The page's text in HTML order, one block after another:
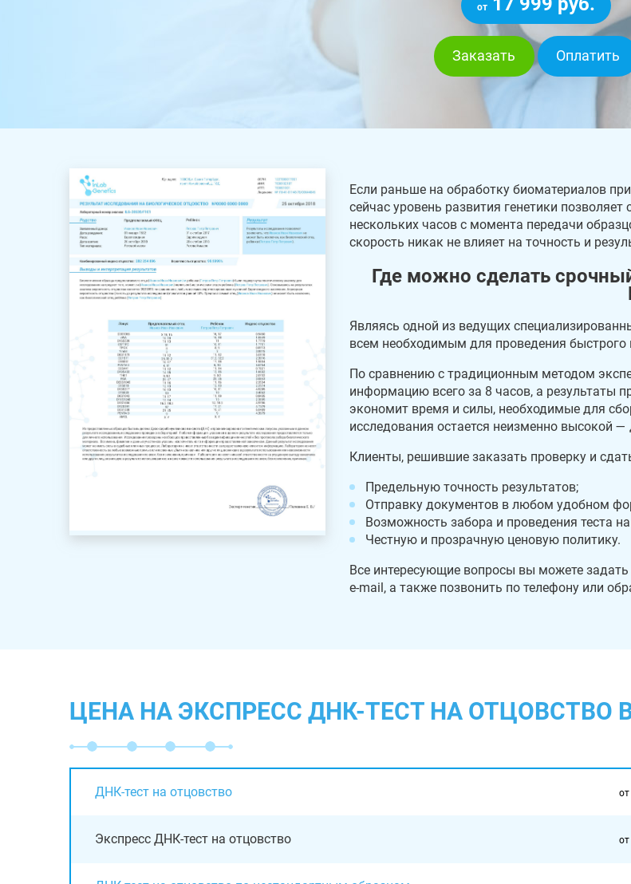
от
Заказать Оплатить
Если раньше на обработку биоматериалов
сейчас уровень развития генетики позволяет
нескольких часов с момента передачи
скорость никак не влияет на точность и
Где можно сделать
Являясь одной из ведущих
всем необходимым для проведения быстрого
По сравнению с традиционным методом
информацию всего за 8 часов, а результаты
экономит время и силы, необходимые для
исследования остается неизменно высокой —
Клиенты, решившие заказать проверку и
Предельную точность результатов;
Отправку документов в любом удобном
Возможность забора и проведения теста
Честную и прозрачную ценовую политику.
Все интересующие вопросы вы можете
e-mail, а также позвонить по телефону или
ЦЕНА НА ЭКСПРЕСС ДНК-ТЕСТ НА ОТЦОВСТВО
ДНК-тест на отцовство от
Экспресс ДНК-тест на отцовство от